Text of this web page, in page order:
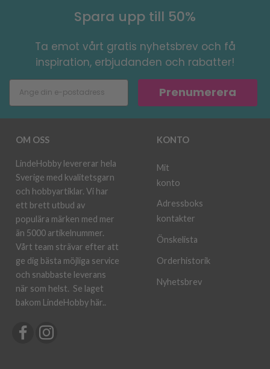
Spara upp till 50%
Ta emot vårt gratis nyhetsbrev och få
inspiration, erbjudanden och rabatter!
Prenumerera
OM OSS
LindeHobby levererar hela
Sverige med kvalitetsgarn
och hobbyartiklar. Vi har
ett brett utbud av
populära märken med mer
än 5000 artikelnummer.
Vårt team strävar efter att
ge dig bästa möjliga service
och snabbaste leverans
när som helst. Se laget
bakom LindeHobby här..
KONTO
Mit
konto
Adressboks
kontakter
Önskelista
Orderhistorik
Nyhetsbrev